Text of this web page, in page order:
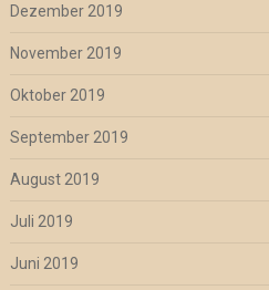
Dezember 2019
November 2019
Oktober 2019
September 2019
August 2019
Juli 2019
Juni 2019